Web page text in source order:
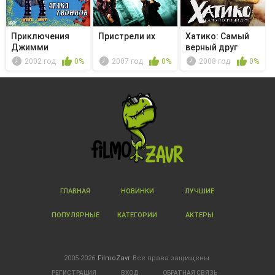
Приключения
Джимми
Нейтрона,
2002 год 0%
Пристрели их
2007 год 0%
Хатико: Самый
верный друг
2008 год 0%
ГЛАВНАЯ НОВИНКИ ЛУЧШИЕ
ПОПУЛЯРНЫЕ КАТЕГОРИИ АКТЕРЫ
2005-2026 FilmoZavr Все права защищены.
РЕГИСТРАЦИЯ ВХОД ОБРАТНАЯ СВЯЗЬ